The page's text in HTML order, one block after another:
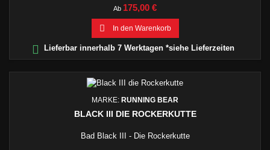
Ab Preis
175,00 €
 In den Warenkorb
 Lieferbar innerhalb 7 Werktagen *siehe Lieferzeiten
MARKE: RUNNING BEAR
BLACK III DIE ROCKERKUTTE
Bad Black III - Die Rockerkutte